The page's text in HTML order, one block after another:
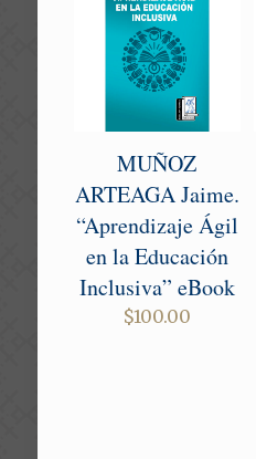
MUÑOZ
ARTEAGA Jaime.
“Aprendizaje Ágil
en la Educación
Inclusiva” eBook
$100.00